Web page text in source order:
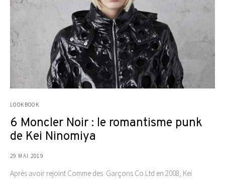
LOOKBOOK
6 Moncler Noir : le romantisme punk
de Kei Ninomiya
29 MAI 2019
Après avoir rejoint Comme des Garçons Co.Ltd en 2008, Kei